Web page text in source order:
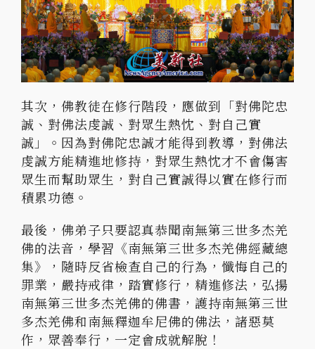
其次，佛教徒在修行階段，應做到「對佛陀忠
誠、對佛法虔誠、對眾生熱忱、對自己實
誠」。因為對佛陀忠誠才能得到教導，對佛法
虔誠方能精進地修持，對眾生熱忱才不會傷害
眾生而幫助眾生，對自己實誠得以實在修行而
積累功德。
最後，佛弟子只要認真恭聞南無第三世多杰羌
佛的法音，學習《南無第三世多杰羌佛經藏總
集》，隨時反省檢查自己的行為，懺悔自己的
罪業，嚴持戒律，踏實修行，精進修法，弘揚
南無第三世多杰羌佛的佛書，護持南無第三世
多杰羌佛和南無釋迦牟尼佛的佛法，諸惡莫
作，眾善奉行，一定會成就解脫！